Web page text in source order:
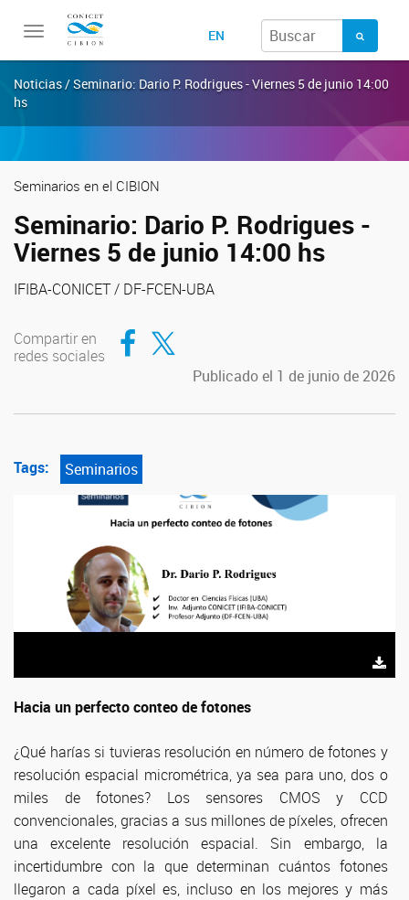
Toggle
EN
Noticias / Seminario: Dario P. Rodrigues - Viernes 5 de junio 14:00
hs
Seminarios en el CIBION
Seminario: Dario P. Rodrigues -
Viernes 5 de junio 14:00 hs
IFIBA-CONICET / DF-FCEN-UBA
Compartir en
redes sociales
Compartir en Facebook
Compartir en Twitter
Publicado el 1 de junio de 2026
Tags: Seminarios
Hacia un perfecto conteo de fotones
¿Qué harías si tuvieras resolución en número de fotones y
resolución espacial micrométrica, ya sea para uno, dos o
miles de fotones? Los sensores CMOS y CCD
convencionales, gracias a sus millones de píxeles, ofrecen
una excelente resolución espacial. Sin embargo, la
incertidumbre con la que determinan cuántos fotones
llegaron a cada píxel es, incluso en los mejores y más